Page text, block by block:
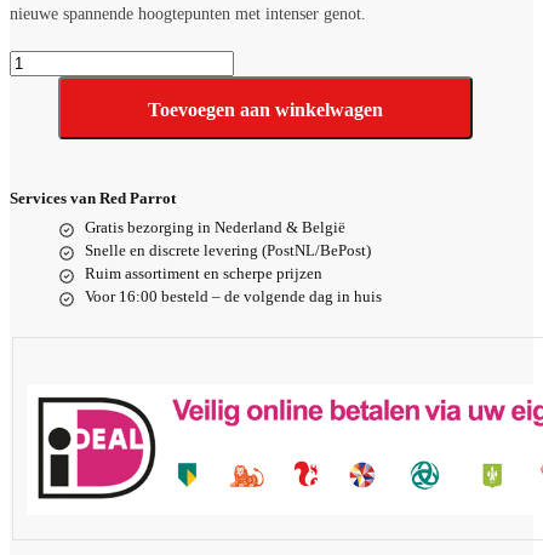
nieuwe spannende hoogtepunten met intenser genot.
Bondage
Suit
Toevoegen aan winkelwagen
Services van Red Parrot
Gratis bezorging in Nederland & België
Snelle en discrete levering (PostNL/BePost)
Ruim assortiment en scherpe prijzen
Voor 16:00 besteld – de volgende dag in huis